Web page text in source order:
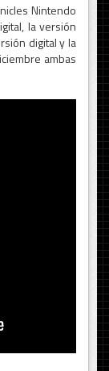
Nintendo
la versión
digital y la
ambas